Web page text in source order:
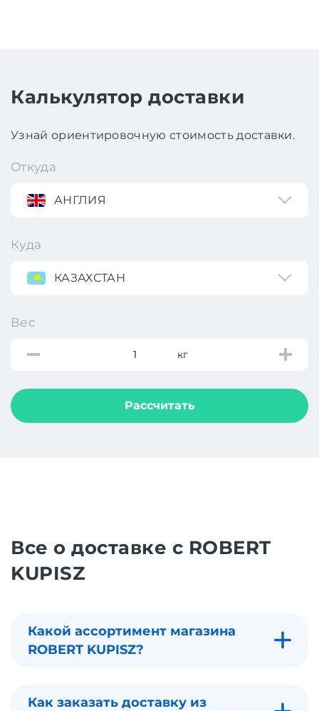
Калькулятор доставки
Узнай ориентировочную стоимость доставки.
Откуда
АНГЛИЯ
Куда
КАЗАХСТАН
Вес
кг
Рассчитать
Все о доставке с ROBERT
KUPISZ
Какой ассортимент магазина
ROBERT KUPISZ?
Как заказать доставку из